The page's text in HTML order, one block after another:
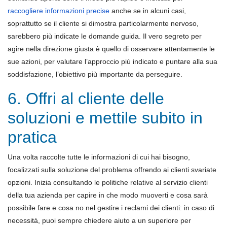
raccogliere informazioni precise anche se in alcuni casi,
soprattutto se il cliente si dimostra particolarmente nervoso,
sarebbero più indicate le domande guida. Il vero segreto per
agire nella direzione giusta è quello di osservare attentamente le
sue azioni, per valutare l’approccio più indicato e puntare alla sua
soddisfazione, l’obiettivo più importante da perseguire.
6. Offri al cliente delle
soluzioni e mettile subito in
pratica
Una volta raccolte tutte le informazioni di cui hai bisogno,
focalizzati sulla soluzione del problema offrendo ai clienti svariate
opzioni. Inizia consultando le politiche relative al servizio clienti
della tua azienda per capire in che modo muoverti e cosa sarà
possibile fare e cosa no nel gestire i reclami dei clienti: in caso di
necessità, puoi sempre chiedere aiuto a un superiore per